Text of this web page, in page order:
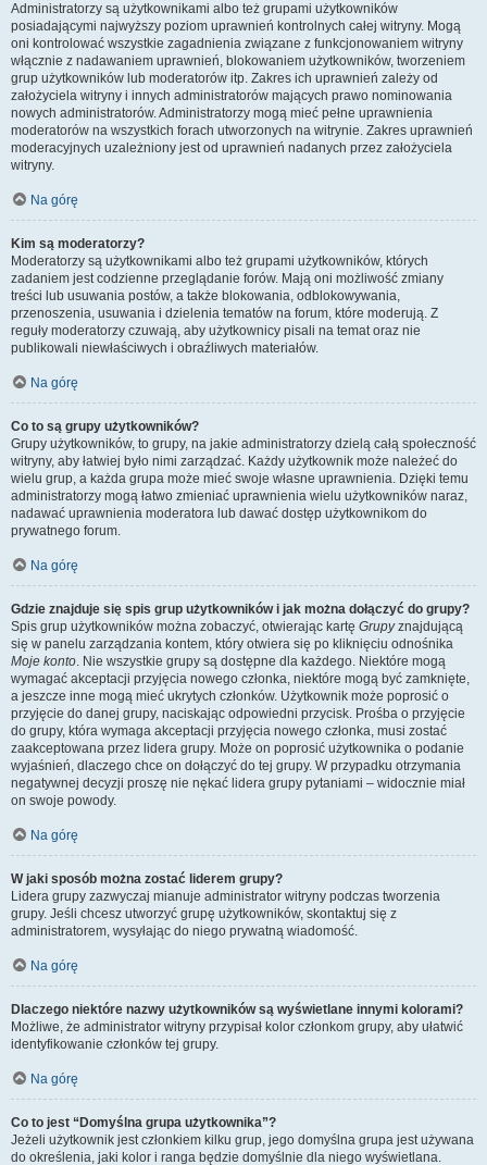
Administratorzy są użytkownikami albo też grupami użytkowników
posiadającymi najwyższy poziom uprawnień kontrolnych całej witryny. Mogą
oni kontrolować wszystkie zagadnienia związane z funkcjonowaniem witryny
włącznie z nadawaniem uprawnień, blokowaniem użytkowników, tworzeniem
grup użytkowników lub moderatorów itp. Zakres ich uprawnień zależy od
założyciela witryny i innych administratorów mających prawo nominowania
nowych administratorów. Administratorzy mogą mieć pełne uprawnienia
moderatorów na wszystkich forach utworzonych na witrynie. Zakres uprawnień
moderacyjnych uzależniony jest od uprawnień nadanych przez założyciela
witryny.
Na górę
Kim są moderatorzy?
Moderatorzy są użytkownikami albo też grupami użytkowników, których
zadaniem jest codzienne przeglądanie forów. Mają oni możliwość zmiany
treści lub usuwania postów, a także blokowania, odblokowywania,
przenoszenia, usuwania i dzielenia tematów na forum, które moderują. Z
reguły moderatorzy czuwają, aby użytkownicy pisali na temat oraz nie
publikowali niewłaściwych i obraźliwych materiałów.
Na górę
Co to są grupy użytkowników?
Grupy użytkowników, to grupy, na jakie administratorzy dzielą całą społeczność
witryny, aby łatwiej było nimi zarządzać. Każdy użytkownik może należeć do
wielu grup, a każda grupa może mieć swoje własne uprawnienia. Dzięki temu
administratorzy mogą łatwo zmieniać uprawnienia wielu użytkowników naraz,
nadawać uprawnienia moderatora lub dawać dostęp użytkownikom do
prywatnego forum.
Na górę
Gdzie znajduje się spis grup użytkowników i jak można dołączyć do grupy?
Spis grup użytkowników można zobaczyć, otwierając kartę Grupyznajdującą
się w panelu zarządzania kontem, który otwiera się po kliknięciu odnośnika
Moje konto. Nie wszystkie grupy są dostępne dla każdego. Niektóre mogą
wymagać akceptacji przyjęcia nowego członka, niektóre mogą być zamknięte,
a jeszcze inne mogą mieć ukrytych członków. Użytkownik może poprosić o
przyjęcie do danej grupy, naciskając odpowiedni przycisk. Prośba o przyjęcie
do grupy, która wymaga akceptacji przyjęcia nowego członka, musi zostać
zaakceptowana przez lidera grupy. Może on poprosić użytkownika o podanie
wyjaśnień, dlaczego chce on dołączyć do tej grupy. W przypadku otrzymania
negatywnej decyzji proszę nie nękać lidera grupy pytaniami – widocznie miał
on swoje powody.
Na górę
W jaki sposób można zostać liderem grupy?
Lidera grupy zazwyczaj mianuje administrator witryny podczas tworzenia
grupy. Jeśli chcesz utworzyć grupę użytkowników, skontaktuj się z
administratorem, wysyłając do niego prywatną wiadomość.
Na górę
Dlaczego niektóre nazwy użytkowników są wyświetlane innymi kolorami?
Możliwe, że administrator witryny przypisał kolor członkom grupy, aby ułatwić
identyfikowanie członków tej grupy.
Na górę
Co to jest “Domyślna grupa użytkownika”?
Jeżeli użytkownik jest członkiem kilku grup, jego domyślna grupa jest używana
do określenia, jaki kolor i ranga będzie domyślnie dla niego wyświetlana.